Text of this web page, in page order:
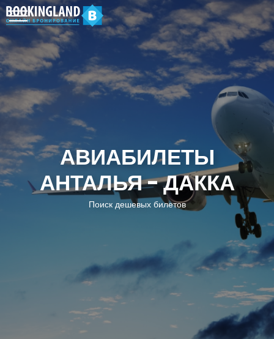
АВИАБИЛЕТЫ
АНТАЛЬЯ - ДАККА
Поиск дешевых билетов